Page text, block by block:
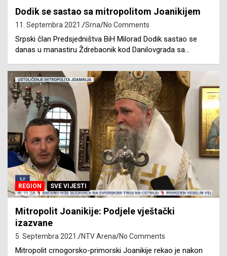
Dodik se sastao sa mitropolitom Joanikijem
11. Septembra 2021. Srna No Comments
Srpski član Predsjedništva BiH Milorad Dodik sastao se
danas u manastiru Ždrebaonik kod Danilovgrada sa…
REGION SVE VIJESTI
Mitropolit Joanikije: Podjele vještački
izazvane
5. Septembra 2021. NTV Arena No Comments
Mitropolit crnogorsko-primorski Joanikije rekao je nakon